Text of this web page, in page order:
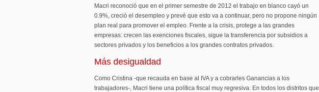
Macri reconoció que en el primer semestre de 2012 el trabajo en blanco cayó un
0.9%, creció el desempleo y prevé que esto va a continuar, pero no propone ningún
plan real para promover el empleo. Frente a la crisis, protege a las grandes
empresas: crecen las exenciones fiscales, sigue la transferencia por subsidios a
sectores privados y los beneficios a los grandes contratos privados.
Más desigualdad
Como Cristina -que recauda en base al IVA y a cobrarles Ganancias a los
trabajadores-, Macri tiene una política fiscal muy regresiva. En todos los distritos que